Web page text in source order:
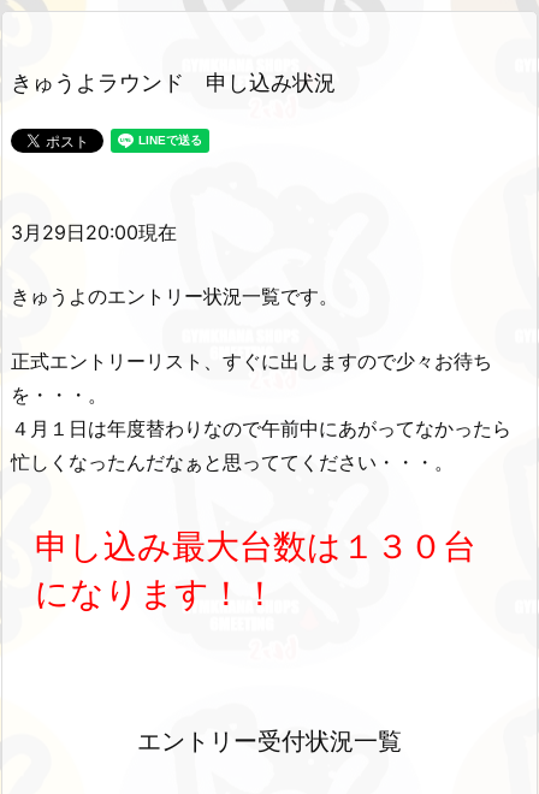
きゅうよラウンド 申し込み状況
3 月29日20:00現在
きゅうよのエントリー状況一覧です。
正式エントリーリスト、すぐに出しますので少々お待ち
を・・・。
４月１日は年度替わりなので午前中にあがってなかったら
忙しくなったんだなぁと思っててください・・・。
申し込み最大台数は１３０台
になります！！
エントリー受付状況一覧